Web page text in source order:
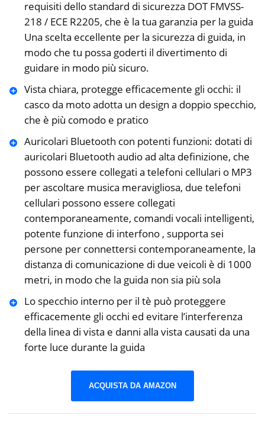
requisiti dello standard di sicurezza DOT FMVSS-
218 / ECE R2205, che è la tua garanzia per la guida
Una scelta eccellente per la sicurezza di guida, in
modo che tu possa goderti il ​​divertimento di
guidare in modo più sicuro.
Vista chiara, protegge efficacemente gli occhi: il
casco da moto adotta un design a doppio specchio,
che è più comodo e pratico
Auricolari Bluetooth con potenti funzioni: dotati di
auricolari Bluetooth audio ad alta definizione, che
possono essere collegati a telefoni cellulari o MP3
per ascoltare musica meravigliosa, due telefoni
cellulari possono essere collegati
contemporaneamente, comandi vocali intelligenti,
potente funzione di interfono , supporta sei
persone per connettersi contemporaneamente, la
distanza di comunicazione di due veicoli è di 1000
metri, in modo che la guida non sia più sola
Lo specchio interno per il tè può proteggere
efficacemente gli occhi ed evitare l’interferenza
della linea di vista e danni alla vista causati da una
forte luce durante la guida
ACQUISTA DA AMAZON